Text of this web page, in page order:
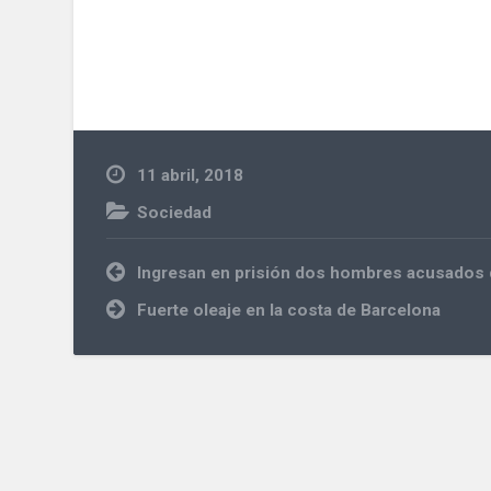
11 abril, 2018
Sociedad
Navegación
de
entradas
Ingresan en prisión dos hombres
Fuerte oleaje en la costa de Barcelona